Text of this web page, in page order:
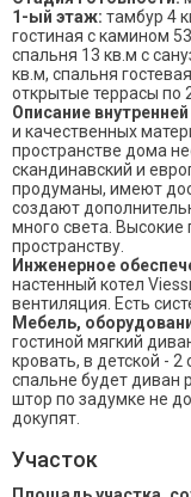
1-ый этаж: тамбур 4
гостиная с камином
спальня 13 кв.м с
кв.м, спальня
открытые террасы по
Описание
и качественных
пространстве дома
скандинавский и
продуманы, имеют
создают
много света.
пространству.
Инженерное
настенный котел
вентиляция. Есть
Мебель,
гостиной мягкий
кровать, в детской -
спальне будет диван
штор по задумке не
докупят.
Участок